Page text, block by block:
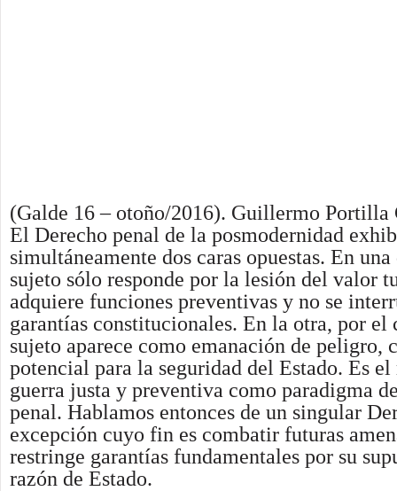
(Galde 16 – otoño/2016). Guillermo Portilla
El Derecho penal de la posmodernidad
simultáneamente dos caras opuestas. En
sujeto sólo responde por la lesión del valor
adquiere funciones preventivas y no se
garantías constitucionales. En la otra, por el
sujeto aparece como emanación de peligro,
potencial para la seguridad del Estado. Es
guerra justa y preventiva como paradigma
penal. Hablamos entonces de un singular
excepción cuyo fin es combatir futuras
restringe garantías fundamentales por su
razón de Estado.